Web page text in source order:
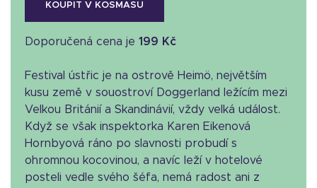
KOUPIT V KOSMASU
Doporučená cena je 199 Kč
Festival ústřic je na ostrově Heimö, největším
kusu země v souostroví Doggerland ležícím mezi
Velkou Británií a Skandinávií, vždy velká událost.
Když se však inspektorka Karen Eikenová
Hornbyová ráno po slavnosti probudí s
ohromnou kocovinou, a navíc leží v hotelové
posteli vedle svého šéfa, nemá radost ani z